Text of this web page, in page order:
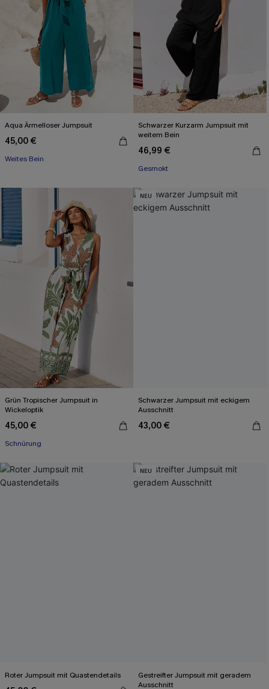
Aqua Ärmelloser Jumpsuit
45,00 €
Weites Bein
Schwarzer Kurzarm Jumpsuit mit
weitem Bein
46,99 €
Gesmokt
Grün Tropischer Jumpsuit in
Wickeloptik
45,00 €
Schnürung
NEU
Schwarzer Jumpsuit mit eckigem
Ausschnitt
43,00 €
Roter Jumpsuit mit Quastendetails
NEU
Gestreifter Jumpsuit mit geradem
Ausschnitt